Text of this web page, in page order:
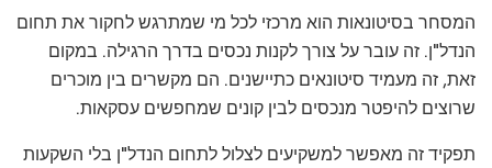
המסחר בסיטונאות הוא מרכזי לכל מי שמתרגש לחקור את תחום
הנדל"ן. זה עובר על צורך לקנות נכסים בדרך הרגילה. במקום
זאת, זה מעמיד סיטונאים כתיישנים. הם מקשרים בין מוכרים
שרוצים להיפטר מנכסים לבין קונים שמחפשים עסקאות.
תפקיד זה מאפשר למשקיעים לצלול לתחום הנדל"ן בלי השקעות